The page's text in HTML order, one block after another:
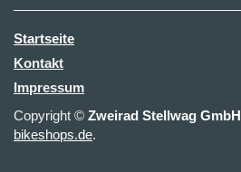
Startseite
Kontakt
Impressum
Copyright © Zweirad Stellwag GmbH
bikeshops.de.